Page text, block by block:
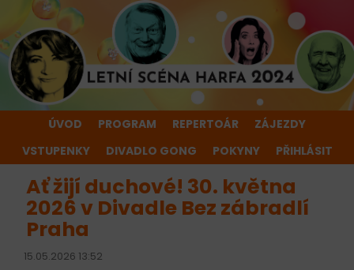
ÚVOD PROGRAM REPERTOÁR
ZÁJEZDY
VSTUPENKY
DIVADLO GONG POKYNY PŘIHLÁSIT
Ať žijí duchové! 30. května
2026 v Divadle Bez zábradlí
Praha
15.05.2026 13:52